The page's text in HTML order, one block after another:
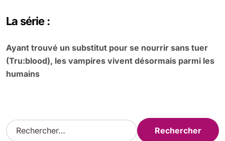
La série :
Ayant trouvé un substitut pour se nourrir sans tuer
(Tru:blood), les vampires vivent désormais parmi les
humains
R
e